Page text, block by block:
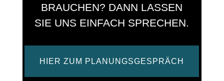
BRAUCHEN? DANN LASSEN
SIE UNS EINFACH SPRECHEN.
HIER ZUM PLANUNGSGESPRÄCH